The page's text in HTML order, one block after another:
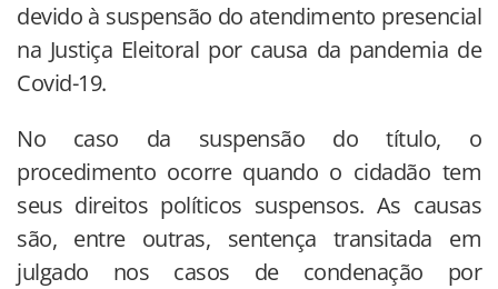
devido à suspensão do atendimento presencial
na Justiça Eleitoral por causa da pandemia de
Covid-19.
No caso da suspensão do título, o
procedimento ocorre quando o cidadão tem
seus direitos políticos suspensos. As causas
são, entre outras, sentença transitada em
julgado nos casos de condenação por